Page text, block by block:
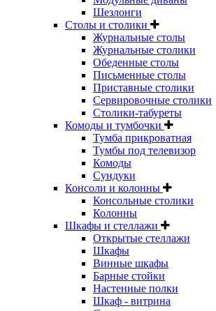
Шезлонги
Столы и столики
Журнальные столы
Журнальные столики
Обеденные столы
Письменные столы
Приставные столики
Сервировочные столики
Столики-табуреты
Комоды и тумбочки
Тумба прикроватная
Тумбы под телевизор
Комоды
Сундуки
Консоли и колонны
Консольные столики
Колонны
Шкафы и стеллажи
Открытые стеллажи
Шкафы
Винные шкафы
Барные стойки
Настенные полки
Шкаф - витрина